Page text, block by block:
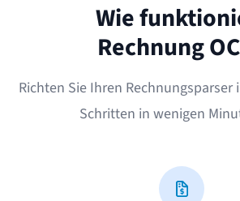
Wie
Rechnung
Richten Sie Ihren Rechnungsparser
Schritten in wenigen